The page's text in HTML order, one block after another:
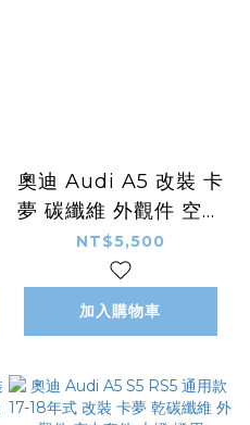
奧迪 Audi A5 改裝 卡
夢 碳纖維 外觀件 空力
套件 S5款 尾翼 擾流
板
NT$5,500
加入購物車